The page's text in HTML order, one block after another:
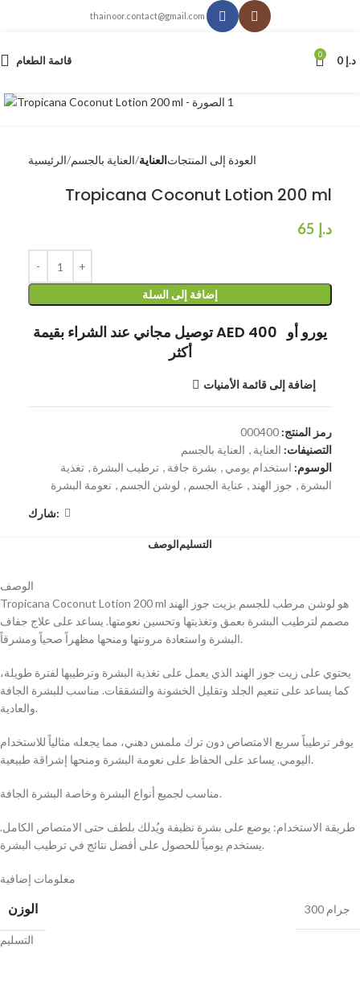
thainoor.contact@gmail.com
قائمة الطعام 0 د.إ
الرئيسية العناية بالجسم العناية العودة إلى المنتجات
Tropicana Coconut Lotion 200 ml
د.إ
إضافة إلى السلة
توصيل مجاني عند الشراء بقيمة AED 400 يورو أو
أكثر
إضافة إلى قائمة الأمنيات
رمز المنتج: 000400
التصنيفات: العناية , العناية بالجسم
الوسوم: استخدام يومي , بشرة جافة , ترطيب البشرة , تغذية
البشرة , جوز الهند , عناية الجسم , لوشن الجسم , نعومة البشرة
شارك:
الوصفالتسليم
الوصف
Tropicana Coconut Lotion 200 ml هو لوشن مرطب للجسم بزيت جوز الهند
مصمم لترطيب البشرة بعمق وتغذيتها وتحسين نعومتها. يساعد على علاج جفاف
البشرة واستعادة مرونتها ومنحها مظهراً صحياً ومشرقاً.
يحتوي على زيت جوز الهند الذي يعمل على تغذية البشرة وترطيبها لفترة طويلة،
كما يساعد على تنعيم الجلد وتقليل الخشونة والتشققات. مناسب للبشرة الجافة
والعادية.
يوفر ترطيباً سريع الامتصاص دون ترك ملمس دهني، مما يجعله مثالياً للاستخدام
اليومي. يساعد على الحفاظ على نعومة البشرة ومنحها إشراقة طبيعية.
مناسب لجميع أنواع البشرة وخاصة البشرة الجافة.
طريقة الاستخدام: يوضع على بشرة نظيفة ويُدلك بلطف حتى الامتصاص الكامل.
يستخدم يومياً للحصول على أفضل نتائج في ترطيب البشرة.
معلومات إضافية
الوزن 300 جرام
التسليم